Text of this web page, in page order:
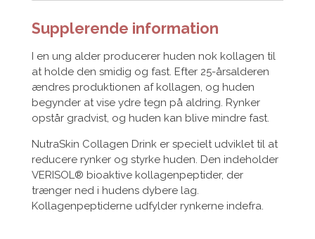
Supplerende information
I en ung alder producerer huden nok kollagen til
at holde den smidig og fast. Efter 25-årsalderen
ændres produktionen af kollagen, og huden
begynder at vise ydre tegn på aldring. Rynker
opstår gradvist, og huden kan blive mindre fast.
NutraSkin Collagen Drink er specielt udviklet til at
reducere rynker og styrke huden. Den indeholder
VERISOL® bioaktive kollagenpeptider, der
trænger ned i hudens dybere lag.
Kollagenpeptiderne udfylder rynkerne indefra.